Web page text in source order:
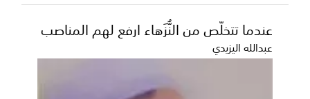
عندما تتخلّص من النُّزَهاء ارفع لهم المناصب
عبدالله اليزيدي